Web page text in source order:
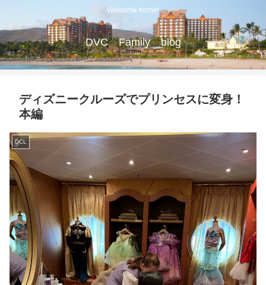
Welcome home!
DVC Family blog
ディズニークルーズでプリンセスに変身！
本編
DCL